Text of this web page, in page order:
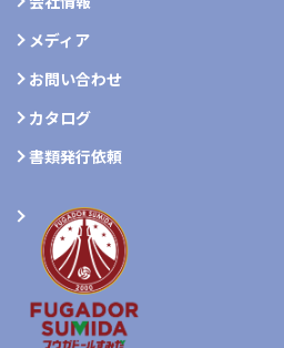
メディア
お問い合わせ
カタログ
書類発行依頼